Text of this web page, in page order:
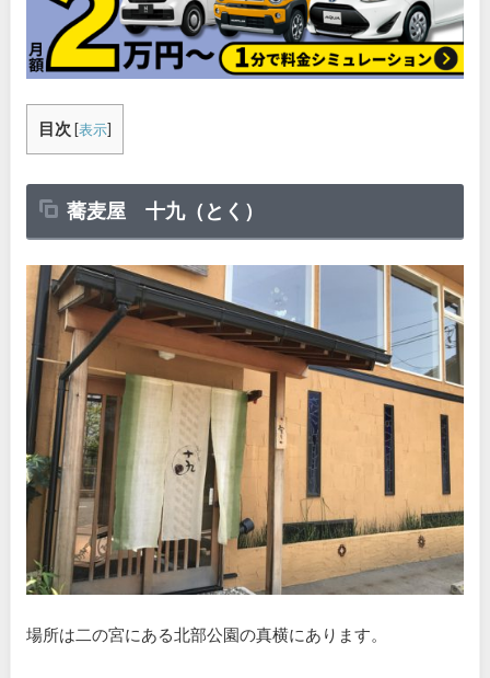
目次 [表示]
蕎麦屋 十九（とく）
場所は二の宮にある北部公園の真横にあります。